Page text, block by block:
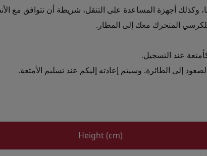
وكذلك أجهزة المساعدة على التنقل، شريطة أن تتوافق مع
المتحرك معك إلى المطار.
عند التسجيل.
إلى الطائرة. وسيتم إعادته إليكم عند تسليم الأمتعة.
Height (cm)